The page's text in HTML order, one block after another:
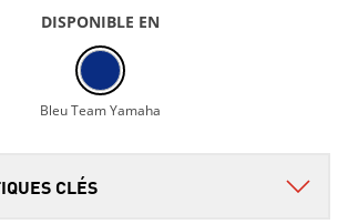
DISPONIBLE EN
Bleu Team Yamaha